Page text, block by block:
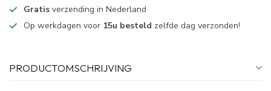
Gratis verzending in Nederland
Op werkdagen voor 15u besteld zelfde dag verzonden!
PRODUCTOMSCHRIJVING